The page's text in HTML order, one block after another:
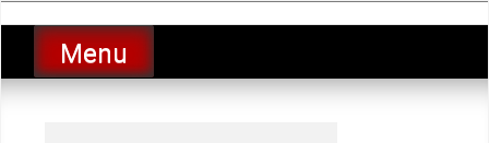
to
contentLucio Lopez GP
luciolopezgp
Menu